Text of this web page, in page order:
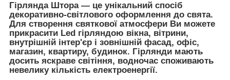
Гірлянда Штора — це унікальний спосіб
декоративно-світлового оформлення до свята.
Для створення святкової атмосфери Ви можете
прикрасити Led гірляндою вікна, вітрини,
внутрішній інтер'єр і зовнішній фасад, офіс,
магазин, квартиру, будинок. Гірлянди мають
досить яскраве світіння, водночас споживають
невелику кількість електроенергії.